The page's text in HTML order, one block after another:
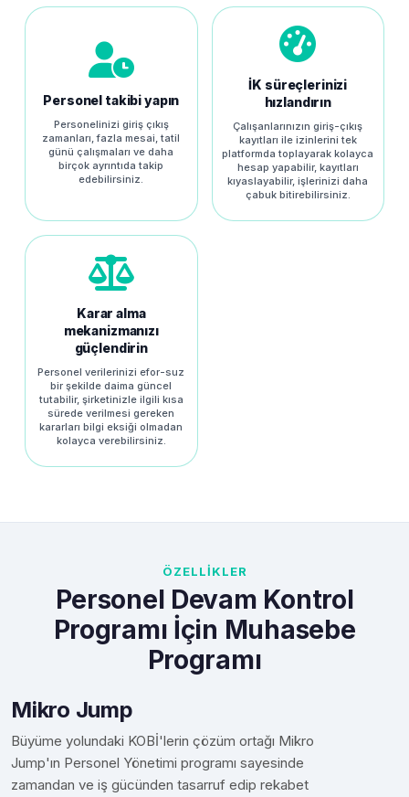
Personel takibi yapın
Personelinizi giriş çıkış
zamanları, fazla mesai, tatil
günü çalışmaları ve daha
birçok ayrıntıda takip
edebilirsiniz.
İK süreçlerinizi
hızlandırın
Çalışanlarınızın giriş-çıkış
kayıtları ile izinlerini tek
platformda toplayarak kolayca
hesap yapabilir, kayıtları
kıyaslayabilir, işlerinizi daha
çabuk bitirebilirsiniz.
Karar alma
mekanizmanızı
güçlendirin
Personel verilerinizi efor-suz
bir şekilde daima güncel
tutabilir, şirketinizle ilgili kısa
sürede verilmesi gereken
kararları bilgi eksiği olmadan
kolayca verebilirsiniz.
ÖZELLİKLER
Personel Devam Kontrol
Programı İçin Muhasebe
Programı
Mikro Jump
Büyüme yolundaki KOBİ'lerin çözüm ortağı Mikro
Jump'ın Personel Yönetimi programı sayesinde
zamandan ve iş gücünden tasarruf edip rekabet